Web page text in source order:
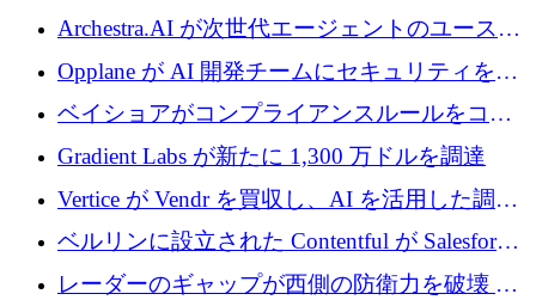
がエンジニアリング向け AI を推進するために
600 万ユーロのプレシードを確保
Archestra.AI が次世代エージェントのユースケ
ースを実現するために 1,000 万ドルを調達
Opplane が AI 開発チームにセキュリティをも
たらすために 450 万ユーロを調達
ベイショアがコンプライアンスルールをコー
ド化するために800万ドルを調達
Gradient Labs が新たに 1,300 万ドルを調達
Vertice が Vendr を買収し、AI を活用した調達
インテリジェンス プラットフォームを構築
ベルリンに設立された Contentful が Salesforce
に買収される
レーダーのギャップが西側の防衛力を破壊 —